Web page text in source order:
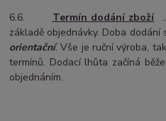
6.6. Termín dodání zboží
základě objednávky. Doba dodání
orientační. Vše je ruční výroba,
termínů. Dodací lhůta začíná
objednáním.